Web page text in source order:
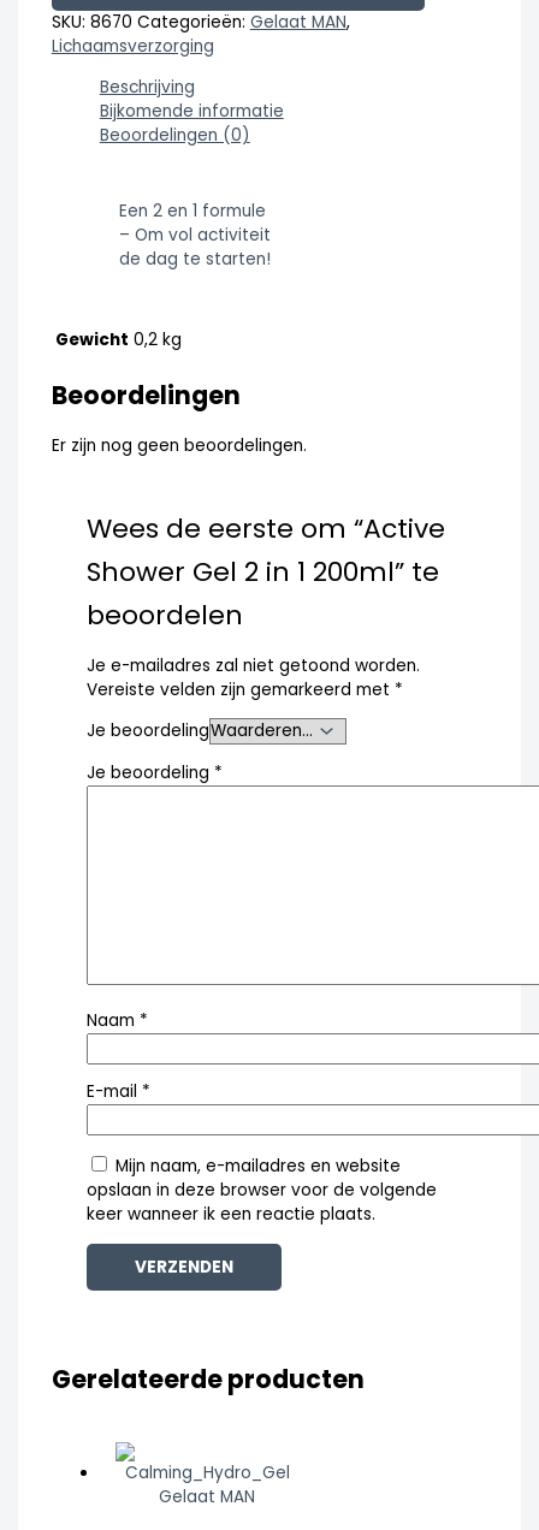
SKU: 8670 Categorieën: Gelaat MAN,
Lichaamsverzorging
Beschrijving
Bijkomende informatie
Beoordelingen (0)
Een 2 en 1 formule
– Om vol activiteit
de dag te starten!
Gewicht 0,2 kg
Beoordelingen
Er zijn nog geen beoordelingen.
Wees de eerste om “Active
Shower Gel 2 in 1 200ml” te
beoordelen
Je e-mailadres zal niet getoond worden.
Vereiste velden zijn gemarkeerd met *
Je beoordeling
Je beoordeling *
Naam *
E-mail *
Mijn naam, e-mailadres en website
opslaan in deze browser voor de volgende
keer wanneer ik een reactie plaats.
Gerelateerde producten
Gelaat MAN